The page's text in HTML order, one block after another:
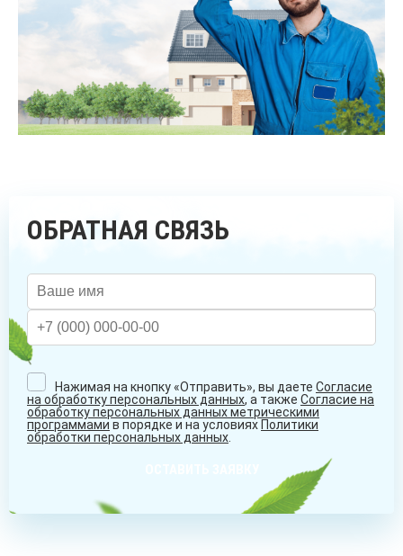
ОБРАТНАЯ СВЯЗЬ
Нажимая на кнопку «Отправить», вы даете Согласие
на обработку персональных данных, а также Согласие на
обработку персональных данных метрическими
программами в порядке и на условияхПолитики
обработки персональных данных